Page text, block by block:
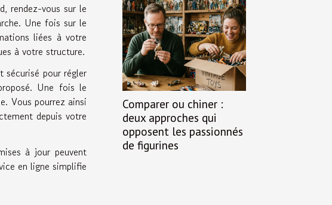
rendez-vous sur le
Une fois sur le
liées à votre
à votre structure.
sécurisé pour régler
Une fois le
Vous pourrez ainsi
depuis votre
à jour peuvent
en ligne simplifie
Comparer ou chiner :
deux approches qui
opposent les passionnés
de figurines